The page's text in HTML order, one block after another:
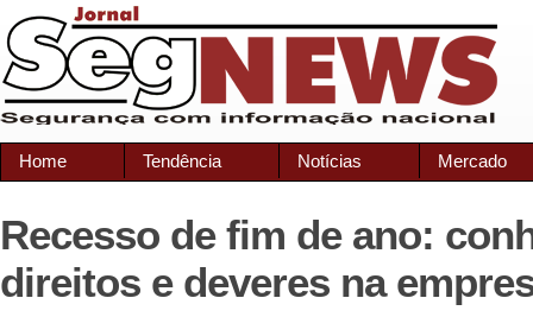
Home Tendência Notícias Mercado
Recesso de fim de ano:
direitos e deveres na